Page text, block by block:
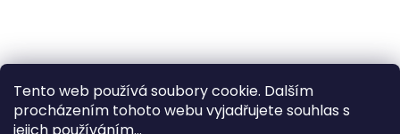
Tento web používá soubory cookie. Dalším
procházením tohoto webu vyjadřujete souhlas s
×
Hledáte nejvýhodnější cenu? Získáte jí